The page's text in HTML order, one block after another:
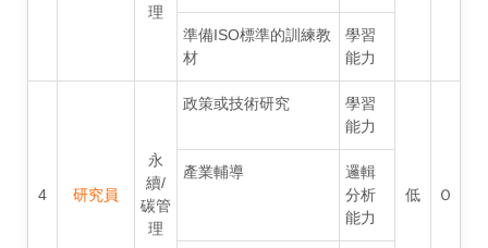
理
準備ISO標準的訓練教
材
學習
能力
4 研究員
永
續/
碳管
理
政策或技術研究
學習
能力
低 Ｏ
產業輔導
邏輯
分析
能力